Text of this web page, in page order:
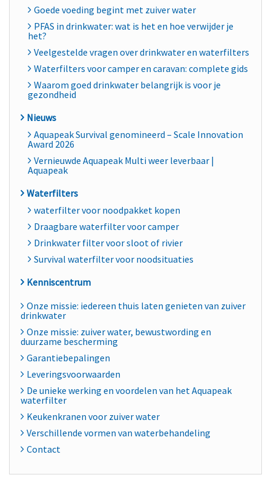
Goede voeding begint met zuiver water
PFAS in drinkwater: wat is het en hoe verwijder je
het?
Veelgestelde vragen over drinkwater en waterfilters
Waterfilters voor camper en caravan: complete gids
Waarom goed drinkwater belangrijk is voor je
gezondheid
Nieuws
Aquapeak Survival genomineerd – Scale Innovation
Award 2026
Vernieuwde Aquapeak Multi weer leverbaar |
Aquapeak
Waterfilters
waterfilter voor noodpakket kopen
Draagbare waterfilter voor camper
Drinkwater filter voor sloot of rivier
Survival waterfilter voor noodsituaties
Kenniscentrum
Onze missie: iedereen thuis laten genieten van zuiver
drinkwater
Onze missie: zuiver water, bewustwording en
duurzame bescherming
Garantiebepalingen
Leveringsvoorwaarden
De unieke werking en voordelen van het Aquapeak
waterfilter
Keukenkranen voor zuiver water
Verschillende vormen van waterbehandeling
Contact